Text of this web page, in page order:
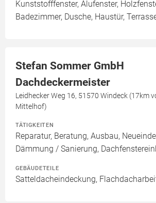
Kunststofffenster, Alufenster,
Badezimmer, Dusche, Haustür,
Stefan Sommer GmbH
Dachdeckermeister
Leidhecker Weg 16, 51570 Windeck (17km
Mittelhof)
TÄTIGKEITEN
Reparatur, Beratung, Ausbau,
Dämmung / Sanierung,
GEBÄUDETEILE
Satteldacheindeckung,